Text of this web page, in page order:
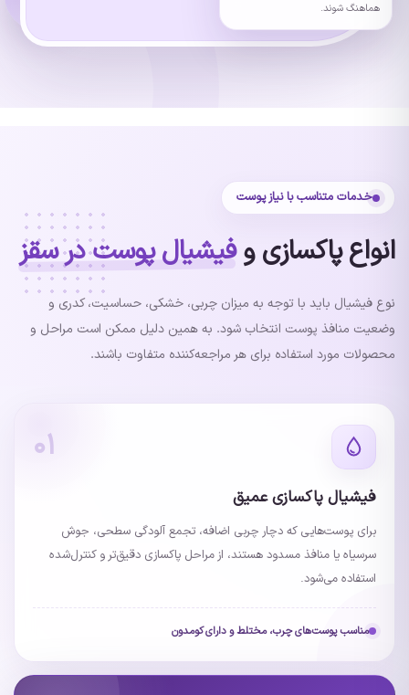
هماهنگ شوند.
خدمات متناسب با نیاز پوست
انواع پاکسازی وفیشیال پوست در سقز
نوع فیشیال باید با توجه به میزان چربی، خشکی، حساسیت، کدری و
وضعیت منافذ پوست انتخاب شود. به همین دلیل ممکن است مراحل و
محصولات مورد استفاده برای هر مراجعه‌کننده متفاوت باشند.
۰۱
فیشیال پاکسازی عمیق
برای پوست‌هایی که دچار چربی اضافه، تجمع آلودگی سطحی، جوش
سرسیاه یا منافذ مسدود هستند، از مراحل پاکسازی دقیق‌تر و کنترل‌شده
استفاده می‌شود.
مناسب پوست‌های چرب، مختلط و دارای کومدون